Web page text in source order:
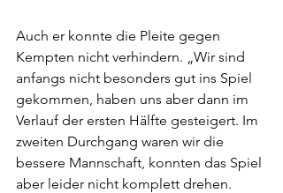
Auch er konnte die Pleite gegen
Kempten nicht verhindern. „Wir sind
anfangs nicht besonders gut ins Spiel
gekommen, haben uns aber dann im
Verlauf der ersten Hälfte gesteigert. Im
zweiten Durchgang waren wir die
bessere Mannschaft, konnten das Spiel
aber leider nicht komplett drehen.